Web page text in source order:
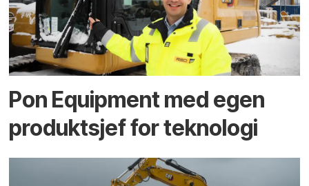
Pon Equipment med egen
produktsjef for teknologi